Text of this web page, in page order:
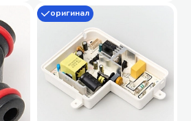
оригинал